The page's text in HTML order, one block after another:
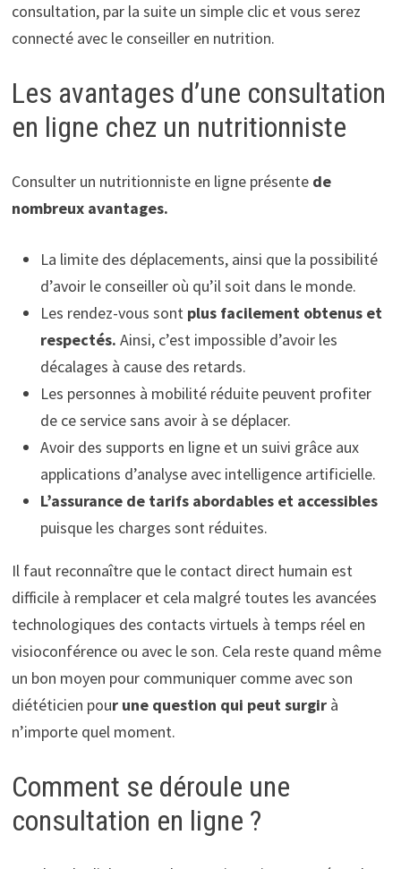
consultation, par la suite un simple clic et vous serez
connecté avec le conseiller en nutrition.
Les avantages d’une consultation
en ligne chez un nutritionniste
Consulter un nutritionniste en ligne présente de
nombreux avantages.
La limite des déplacements, ainsi que la possibilité
d’avoir le conseiller où qu’il soit dans le monde.
Les rendez-vous sontplus facilement obtenus et
respectés. Ainsi, c’est impossible d’avoir les
décalages à cause des retards.
Les personnes à mobilité réduite peuvent profiter
de ce service sans avoir à se déplacer.
Avoir des supports en ligne et un suivi grâce aux
applications d’analyse avec intelligence artificielle.
L’assurance de tarifs abordables et accessibles
puisque les charges sont réduites.
Il faut reconnaître que le contact direct humain est
difficile à remplacer et cela malgré toutes les avancées
technologiques des contacts virtuels à temps réel en
visioconférence ou avec le son. Cela reste quand même
un bon moyen pour communiquer comme avec son
diététicien pour une question qui peut surgirà
n’importe quel moment.
Comment se déroule une
consultation en ligne ?